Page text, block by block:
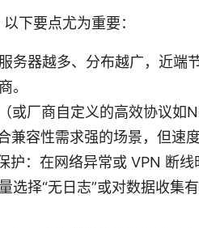
下要点尤为重要：
务器越多、分布越广，近端
。
或厂商自定义的高效协议如
兼容性需求强的场景，但速
：在网络异常或 VPN 断线
选择“无日志”或对数据收集